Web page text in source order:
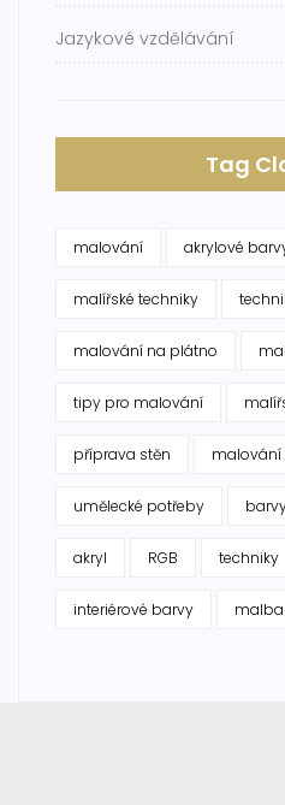
Jazykové vzdělávání
Tag
malování akrylové
malířské techniky
malování na plátno
tipy pro malování
příprava stěn malování
umělecké potřeby
akryl RGB techniky
interiérové barvy malba